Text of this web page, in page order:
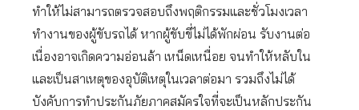
ทำให้ไม่สามารถตรวจสอบถึงพฤติกรรมและชั่วโมงเวลา
ทำงานของผู้ขับรถได้ หากผู้ขับขี่ไม่ได้พักผ่อน รับงานต่อ
เนื่องอาจเกิดความอ่อนล้า เหน็ดเหนื่อย จนทำให้หลับใน
และเป็นสาเหตุของอุบัติเหตุในเวลาต่อมา รวมถึงไม่ได้
บังคับการทำประกันภัยภาคสมัครใจที่จะเป็นหลักประกัน